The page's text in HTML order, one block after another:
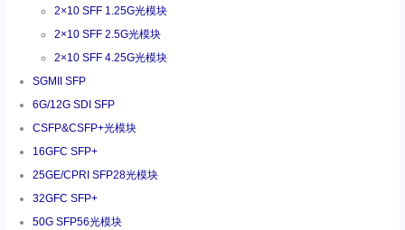
2×10 SFF 1.25G光模块
2×10 SFF 2.5G光模块
2×10 SFF 4.25G光模块
SGMII SFP
6G/12G SDI SFP
CSFP&CSFP+光模块
16GFC SFP+
25GE/CPRI SFP28光模块
32GFC SFP+
50G SFP56光模块